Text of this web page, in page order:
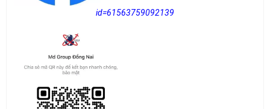
id=61563759092139